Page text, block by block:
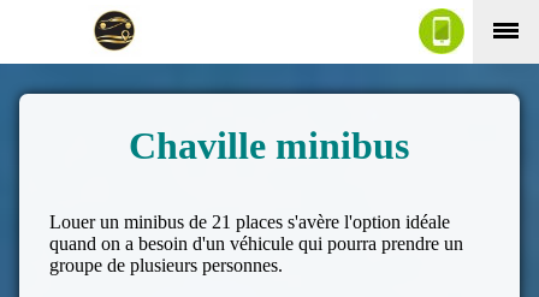
Chaville minibus
Louer un minibus de 21 places s'avère l'option idéale
quand on a besoin d'un véhicule qui pourra prendre un
groupe de plusieurs personnes.